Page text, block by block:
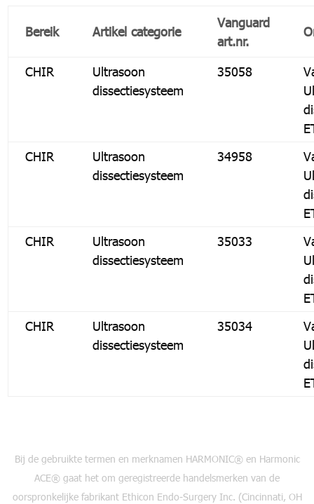
Bereik Artikel categorie
Vanguard
art.nr.
CHIR
Ultrasoon
dissectiesysteem
35058
CHIR
Ultrasoon
dissectiesysteem
34958
CHIR
Ultrasoon
dissectiesysteem
35033
CHIR
Ultrasoon
dissectiesysteem
35034
Bij de gebruikte termen en merknamen HARMONIC® en Harmonic
ACE® gaat het om geregistreerde handelsmerken van de
oorspronkelijke fabrikant Ethicon Endo-Surgery Inc. (Cincinnati, OH